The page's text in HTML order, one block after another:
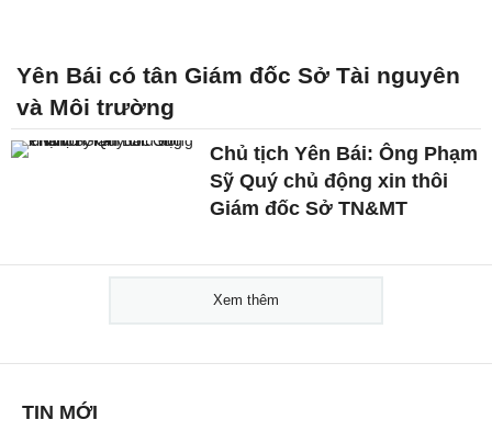
Yên Bái có tân Giám đốc Sở Tài nguyên
và Môi trường
Chủ tịch Yên Bái: Ông Phạm
Sỹ Quý chủ động xin thôi
Giám đốc Sở TN&MT
Xem thêm
TIN MỚI